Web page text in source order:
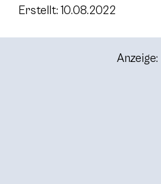
Erstellt: 10.08.2022
Anzeige: